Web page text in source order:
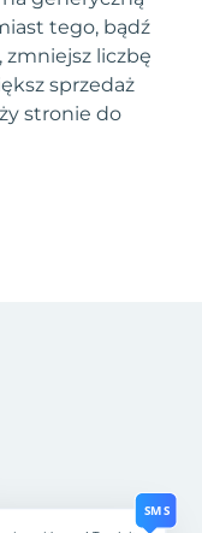
tego, bądź
zmniejsz liczbę
sprzedaż
stronie do